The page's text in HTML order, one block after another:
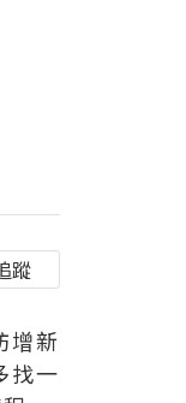
蹤
增新
找一